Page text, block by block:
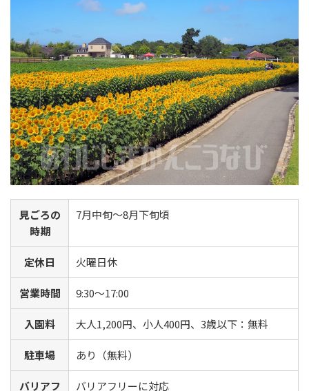
見ごろの
時期
7月中旬～8月下旬頃
定休日 火曜日休
営業時間 9:30～17:00
入園料 大人1,200円、小人400円、3歳以下：無料
駐車場 あり（無料）
バリアフ バリアフリーに対応